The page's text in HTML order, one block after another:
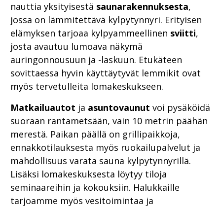
nauttia yksityisestä saunarakennuksesta,
jossa on lämmitettävä kylpytynnyri. Erityisen
elämyksen tarjoaa kylpyammeellinen sviitti,
josta avautuu lumoava näkymä
auringonnousuun ja -laskuun. Etukäteen
sovittaessa hyvin käyttäytyvät lemmikit ovat
myös tervetulleita lomakeskukseen.
Matkailuautot ja asuntovaunut voi pysäköidä
suoraan rantametsään, vain 10 metrin päähän
merestä. Paikan päällä on grillipaikkoja,
ennakkotilauksesta myös ruokailupalvelut ja
mahdollisuus varata sauna kylpytynnyrillä.
Lisäksi lomakeskuksesta löytyy tiloja
seminaareihin ja kokouksiin. Halukkaille
tarjoamme myös vesitoimintaa ja